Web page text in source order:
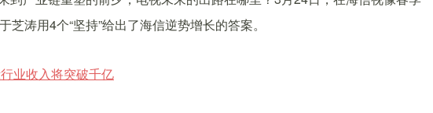
涛用4个“坚持”给出了海信逆势增长的答案。